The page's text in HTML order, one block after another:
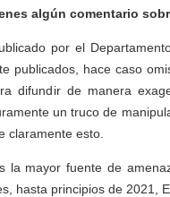
algún comentario
por el
publicados, hace caso
difundir de manera
un truco de
claramente esto.
la mayor fuente de
hasta principios de 2021,